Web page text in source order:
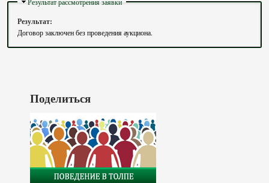
Результат:
Договор заключен без проведения аукциона.
Поделиться